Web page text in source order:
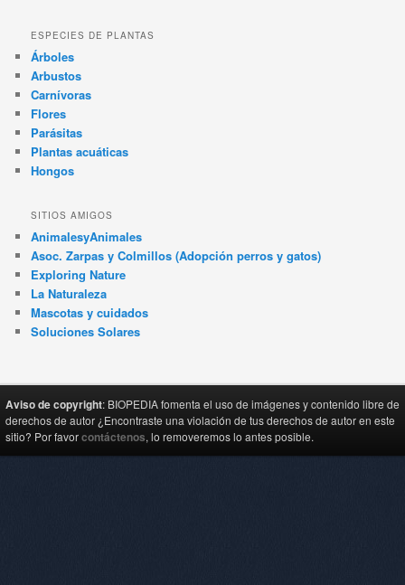
ESPECIES DE PLANTAS
Árboles
Arbustos
Carnívoras
Flores
Parásitas
Plantas acuáticas
Hongos
SITIOS AMIGOS
AnimalesyAnimales
Asoc. Zarpas y Colmillos (Adopción perros y gatos)
Exploring Nature
La Naturaleza
Mascotas y cuidados
Soluciones Solares
Aviso de copyright: BIOPEDIA fomenta el uso de imágenes y contenido libre de
derechos de autor ¿Encontraste una violación de tus derechos de autor en este
sitio? Por favorcontáctenos, lo removeremos lo antes posible.